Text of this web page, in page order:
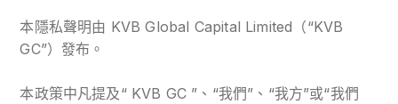
本隱私聲明由 KVB Global Capital Limited（“KVB
GC”）發布。
本政策中凡提及“ KVB GC ”、“我們”、“我方”或“我們